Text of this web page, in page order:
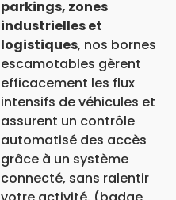
parkings, zones
industrielles et
logistiques, nos bornes
escamotables gèrent
efficacement les flux
intensifs de véhicules et
assurent un contrôle
automatisé des accès
grâce à un système
connecté, sans ralentir